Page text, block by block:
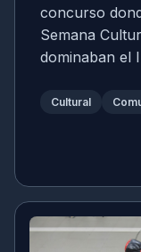
concurso
Semana
dominaban el
Cultural